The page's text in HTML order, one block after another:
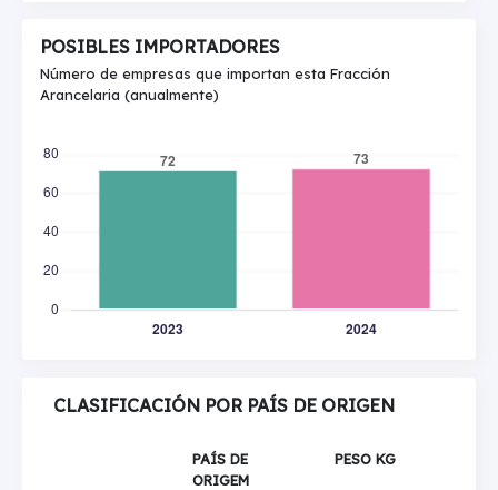
POSIBLES IMPORTADORES
Número de empresas que importan esta Fracción
Arancelaria (anualmente)
CLASIFICACIÓN POR PAÍS DE ORIGEN
PAÍS DE
ORIGEM
PESO KG